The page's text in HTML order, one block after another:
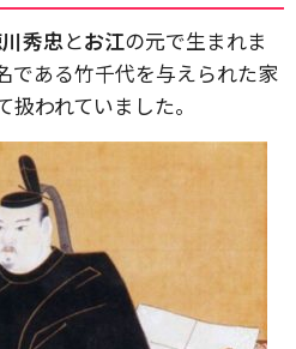
秀忠とお江の元で生まれま
である竹千代を与えられた家
われていました。